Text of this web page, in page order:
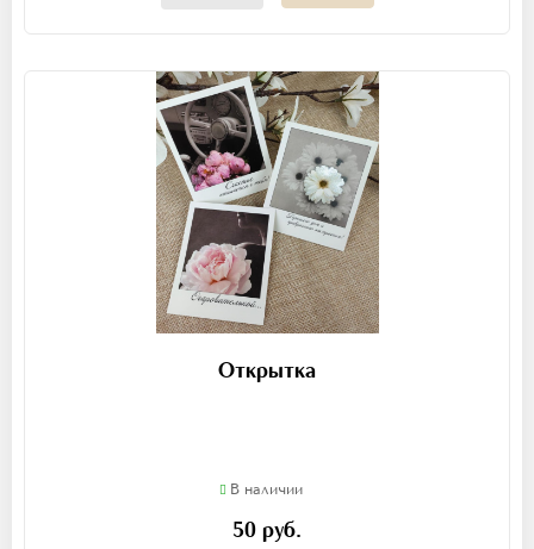
Открытка
В наличии
50 руб.